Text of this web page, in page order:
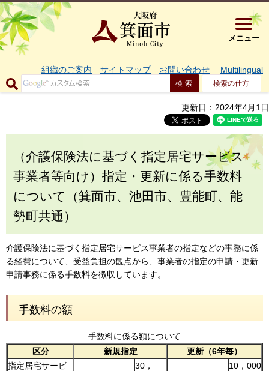
大阪府箕
メニュー
組織のご案内 サイトマップ お問い合わせ Multilingual
検索の仕方
更新日：2024年4月1日
（介護保険法に基づく指定居宅サービス
事業者等向け）指定・更新に係る手数料
について（箕面市、池田市、豊能町、能
勢町共通）
介護保険法に基づく指定居宅サービス事業者の指定などの事務に係
る経費について、受益負担の観点から、事業者の指定の申請・更新
申請事務に係る手数料を徴収しています。
手数料の額
手数料に係る額について
区分
新規指定
更新（6年毎）
指定居宅サービ
30，
10，000